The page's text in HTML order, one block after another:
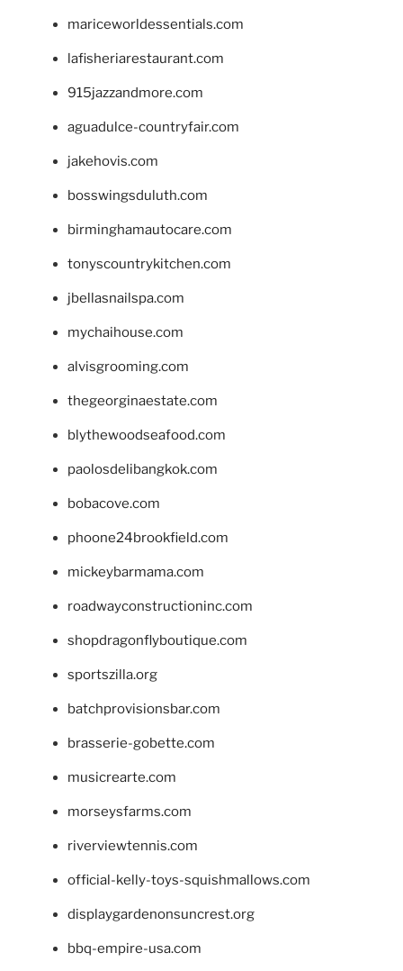
mariceworldessentials.com
lafisheriarestaurant.com
915jazzandmore.com
aguadulce-countryfair.com
jakehovis.com
bosswingsduluth.com
birminghamautocare.com
tonyscountrykitchen.com
jbellasnailspa.com
mychaihouse.com
alvisgrooming.com
thegeorginaestate.com
blythewoodseafood.com
paolosdelibangkok.com
bobacove.com
phoone24brookfield.com
mickeybarmama.com
roadwayconstructioninc.com
shopdragonflyboutique.com
sportszilla.org
batchprovisionsbar.com
brasserie-gobette.com
musicrearte.com
morseysfarms.com
riverviewtennis.com
official-kelly-toys-squishmallows.com
displaygardenonsuncrest.org
bbq-empire-usa.com